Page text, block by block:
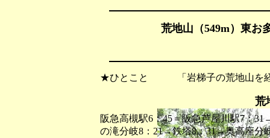
荒地山（549m）東お
★ひとこと 「岩梯子の荒地山を経
荒
阪急高槻駅6：45＝阪急芦屋川駅7：
の滝分岐8：21→鉄塔8：31→奥高座分